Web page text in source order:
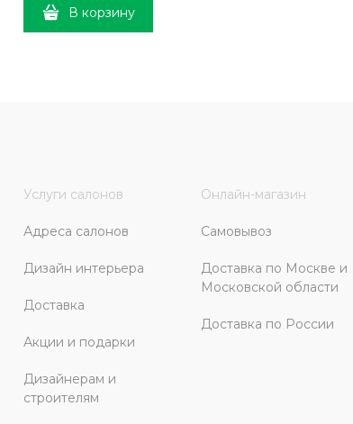
В корзину
Услуги салонов
Адреса салонов
Дизайн интерьера
Доставка
Акции и подарки
Дизайнерам и
строителям
Онлайн-магазин
Самовывоз
Доставка по Москве и
Московской области
Доставка по России